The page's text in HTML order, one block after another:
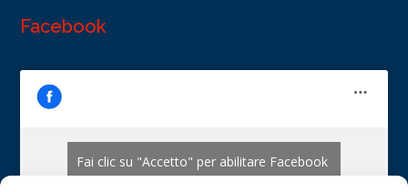
Facebook
Fai clic su "Accetto" per abilitare Facebook